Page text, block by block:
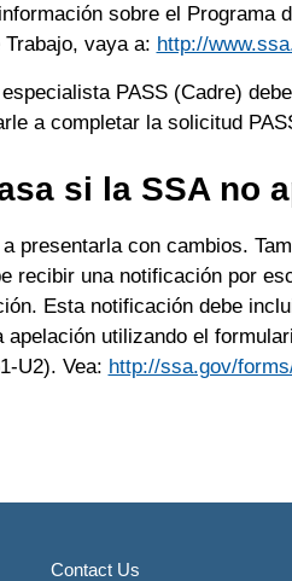
sobre el Programa
vaya a: http://
PASS (Cadre)
a completar la solicitud
si la SSA no
presentarla con cambios.
recibir una notificación por
Esta notificación debe
apelación utilizando el
U2). Vea: http://ssa.gov/
Contact Us